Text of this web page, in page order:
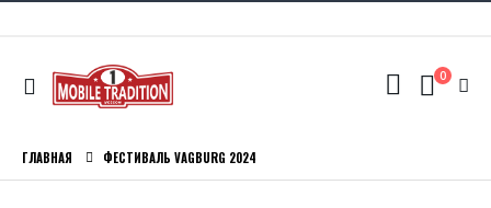
0
ГЛАВНАЯ ФЕСТИВАЛЬ VAGBURG 2024